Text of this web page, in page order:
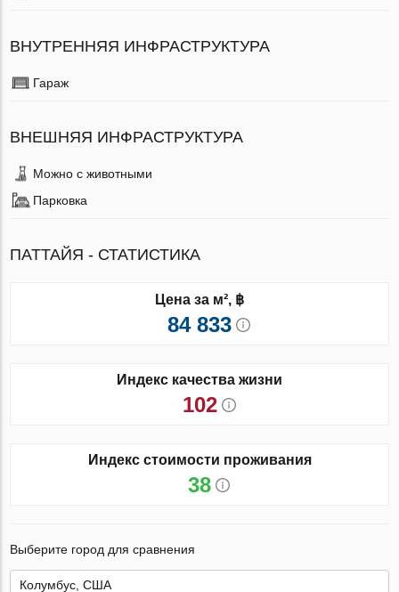
ВНУТРЕННЯЯ ИНФРАСТРУКТУРА
Гараж
ВНЕШНЯЯ ИНФРАСТРУКТУРА
Можно с животными
Парковка
ПАТТАЙЯ - СТАТИСТИКА
Цена за м², ฿
84 833
Индекс качества жизни
102
Индекс стоимости проживания
38
Выберите город для сравнения